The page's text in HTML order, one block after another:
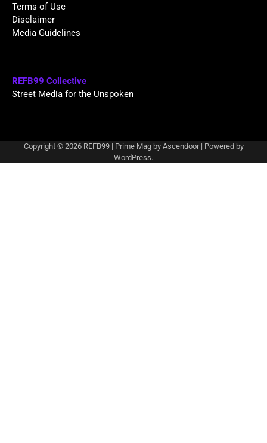
Terms of Use
Disclaimer
Media Guidelines
REFB99 Collective
Street Media for the Unspoken
Copyright © 2026 REFB99| Prime Mag by Ascendoor| Powered by
WordPress.